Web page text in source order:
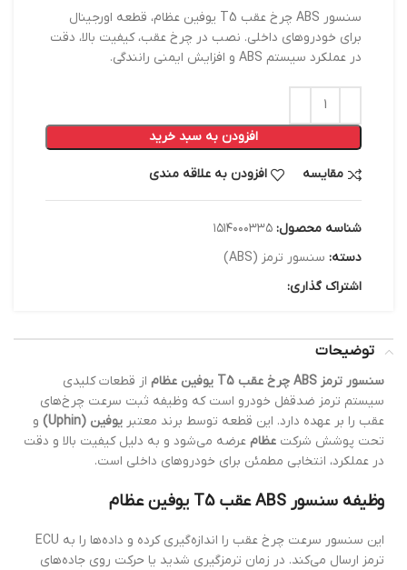
سنسور ABS چرخ عقب T5 یوفین عظام، قطعه اورجینال
برای خودروهای داخلی. نصب در چرخ عقب، کیفیت بالا، دقت
در عملکرد سیستم ABS و افزایش ایمنی رانندگی.
افزودن به سبد خرید
مقایسه افزودن به علاقه مندی
شناسه محصول: ۱۵۱۴۰۰۰۳۳۵
دسته: سنسور ترمز (ABS)
اشتراک گذاری:
توضیحات
سنسور ترمز ABS چرخ عقب T5 یوفین عظام
از قطعات کلیدی
سیستم ترمز ضدقفل خودرو است که وظیفه ثبت سرعت چرخ‌های
عقب را بر عهده دارد. این قطعه توسط برند معتبر یوفین (Uphin)
و
تحت پوشش شرکت عظام عرضه می‌شود و به دلیل کیفیت بالا و دقت
در عملکرد، انتخابی مطمئن برای خودروهای داخلی است.
وظیفه سنسور ABS عقب T5 یوفین عظام
این سنسور سرعت چرخ عقب را اندازه‌گیری کرده و داده‌ها را به ECU
ترمز ارسال می‌کند. در زمان ترمزگیری شدید یا حرکت روی جاده‌های